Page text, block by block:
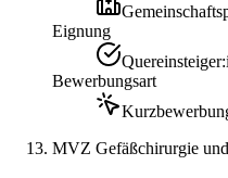
Eignung
Bewerbungsart
MVZ Gefäßchirurgie